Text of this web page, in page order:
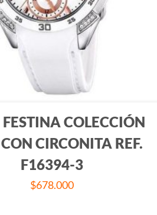
FESTINA COLECCIÓN
CIRCONITA REF.
F16394-3
$678.000